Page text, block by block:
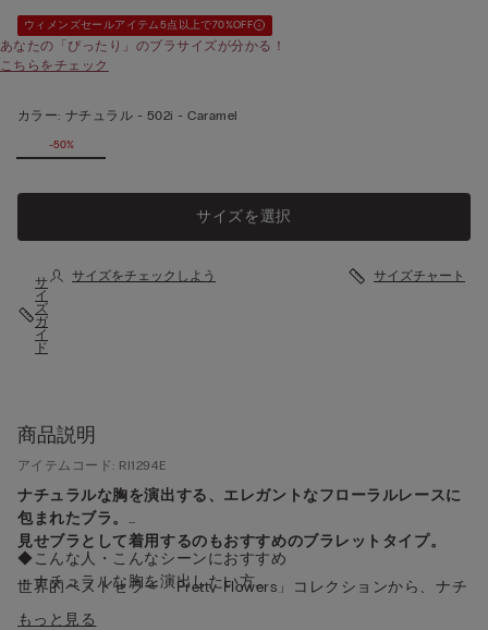
ウィメンズセールアイテム5点以上で70%OFF
あなたの「ぴったり」のブラサイズが分かる！
こちらをチェック
カラー: ナチュラル - 502i - Caramel
-50%
サイズを選択
サ
イ
ズ
ガ
イ
ド
サイズをチェックしよう サイズチャート
商品説明
アイテムコード: RI1294E
ナチュラルな胸を演出する、エレガントなフローラルレースに
包まれたブラ。
見せブラとして着用するのもおすすめのブラレットタイプ。
世界的ベストセラー「Pretty Flowers」コレクションから、ナチ
ュラルな胸を演出する「Elena」が登場。
◆こんな人・こんなシーンにおすすめ
・ナチュラルな胸を演出したい方
もっと見る